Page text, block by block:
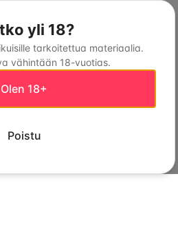
yli 18?
tarkoitettua materiaalia.
vähintään 18-vuotias.
Olen 18+
Poistu